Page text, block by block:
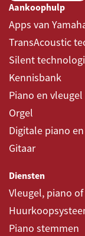
Aankoophulp
Apps van
TransAcoustic
Silent
Kennisbank
Piano en vleugel
Orgel
Digitale piano
Gitaar
Diensten
Vleugel, piano
Piano stemmen